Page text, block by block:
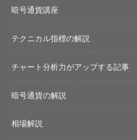
暗号通貨講座
テクニカル指標の解説
チャート分析力がアップする記事
暗号通貨の解説
相場解説